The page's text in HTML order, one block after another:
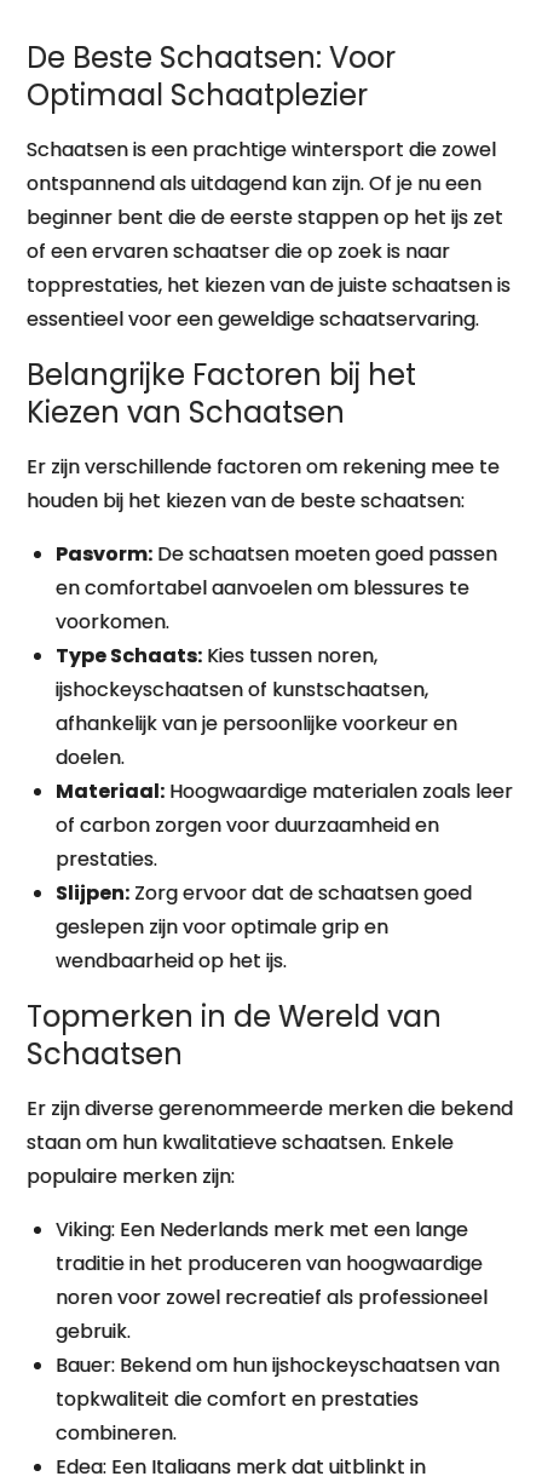
De Beste Schaatsen: Voor
Optimaal Schaatplezier
Schaatsen is een prachtige wintersport die zowel
ontspannend als uitdagend kan zijn. Of je nu een
beginner bent die de eerste stappen op het ijs zet
of een ervaren schaatser die op zoek is naar
topprestaties, het kiezen van de juiste schaatsen is
essentieel voor een geweldige schaatservaring.
Belangrijke Factoren bij het
Kiezen van Schaatsen
Er zijn verschillende factoren om rekening mee te
houden bij het kiezen van de beste schaatsen:
Pasvorm: De schaatsen moeten goed passen
en comfortabel aanvoelen om blessures te
voorkomen.
Type Schaats: Kies tussen noren,
ijshockeyschaatsen of kunstschaatsen,
afhankelijk van je persoonlijke voorkeur en
doelen.
Materiaal: Hoogwaardige materialen zoals leer
of carbon zorgen voor duurzaamheid en
prestaties.
Slijpen: Zorg ervoor dat de schaatsen goed
geslepen zijn voor optimale grip en
wendbaarheid op het ijs.
Topmerken in de Wereld van
Schaatsen
Er zijn diverse gerenommeerde merken die bekend
staan om hun kwalitatieve schaatsen. Enkele
populaire merken zijn:
Viking: Een Nederlands merk met een lange
traditie in het produceren van hoogwaardige
noren voor zowel recreatief als professioneel
gebruik.
Bauer: Bekend om hun ijshockeyschaatsen van
topkwaliteit die comfort en prestaties
combineren.
Edea: Een Italiaans merk dat uitblinkt in